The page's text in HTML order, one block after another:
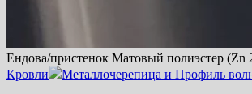
Ендова/пристенок Матовый полиэстер (Zn
Кровли
Металлочерепица и Профиль